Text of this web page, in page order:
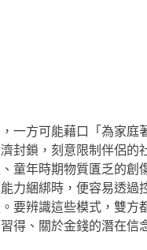
一方可能藉口「為家庭
封鎖，刻意限制伴侶的
童年時期物質匱乏的創
力綑綁時，便容易透過
要辨識這些模式，雙方
得、關於金錢的潛在信